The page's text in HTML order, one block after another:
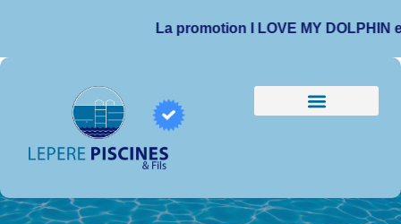
La promotion I LOVE MY DOLPHIN est